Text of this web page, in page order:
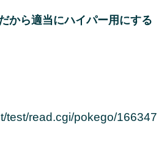
から適当にハイパー用にする
test/read.cgi/pokego/166347